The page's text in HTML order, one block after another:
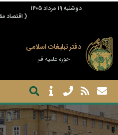
دوشنبه ۱۹ مرداد ۱۴۰۵
( اقتصاد
دفتر تبلیغات اسلامی
حوزه علمیه قم